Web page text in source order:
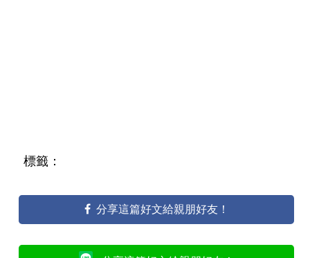
標籤：
分享這篇好文給親朋好友！